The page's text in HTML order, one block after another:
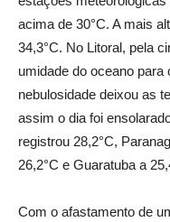
acima de 30°C. A mais
34,3°C. No Litoral, pela
umidade do oceano
nebulosidade deixou as
assim o dia foi
registrou 28,2°C,
26,2°C e Guaratuba a
Com o afastamento de